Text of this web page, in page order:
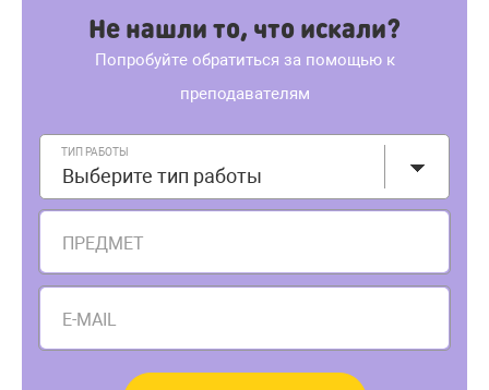
Не нашли то, что искали?
Попробуйте обратиться за помощью к
преподавателям
ТИП РАБОТЫ
Выберите тип работы
ПРЕДМЕТ
E-MAIL